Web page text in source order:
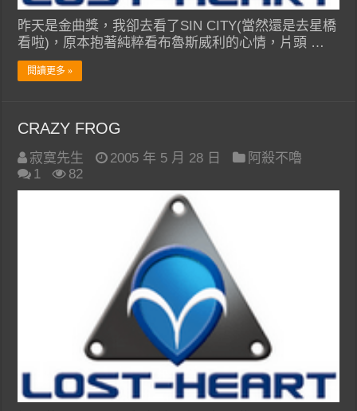
昨天是金曲獎，我卻去看了SIN CITY(當然還是去星橋
看啦)，原本抱著純粹看布魯斯威利的心情，片頭 …
閱讀更多 »
CRAZY FROG
寂寞先生 2005 年 5 月 28 日
阿殺不嚕
1
82